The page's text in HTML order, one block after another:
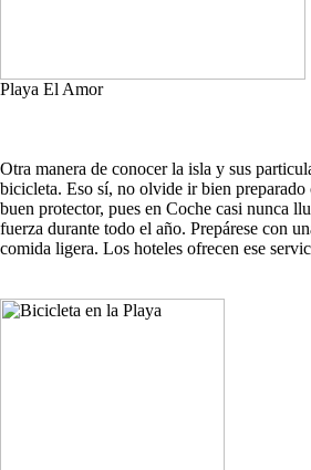
Playa El Amor
Otra manera de conocer la isla y sus
bicicleta. Eso sí, no olvide ir bien
buen protector, pues en Coche casi nunca
fuerza durante todo el año. Prepárese con
comida ligera. Los hoteles ofrecen ese